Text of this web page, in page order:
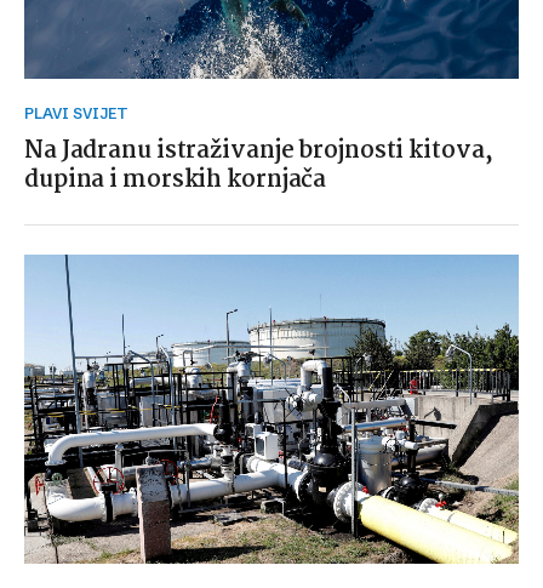
PLAVI SVIJET
Na Jadranu istraživanje brojnosti kitova,
dupina i morskih kornjača